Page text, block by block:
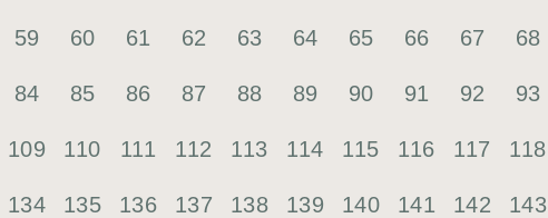
59 60 61 62 63 64 65 66 67 68
84 85 86 87 88 89 90 91 92 93
109 110 111 112 113 114 115 116 117 118
134 135 136 137 138 139 140 141 142 143